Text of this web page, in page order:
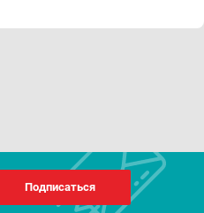
Подписаться